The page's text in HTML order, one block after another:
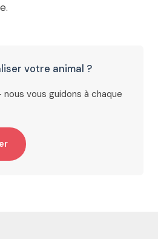
votre animal ?
vous guidons à chaque